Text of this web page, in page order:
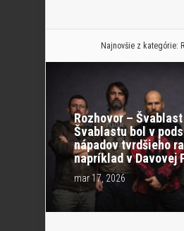
Najnovšie z kategórie:
Rozhovor –
Švablastu bol v
nápadov tvrdšieho
napríklad v Davovej
mar 17, 2026